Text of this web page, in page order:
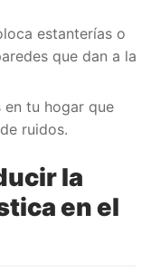
estanterías o
que dan a la
en tu hogar que
ruidos.
la
en el